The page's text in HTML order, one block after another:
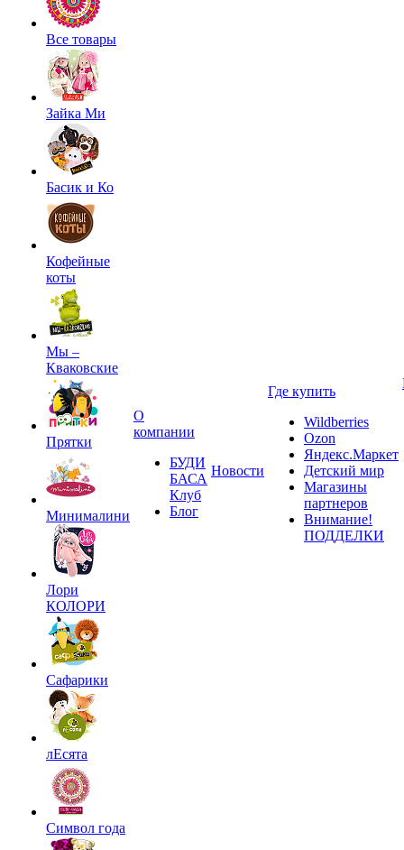
Все товары
Зайка Ми
Басик и Ко
Кофейные
коты
Мы –
Кваковские
Прятки
Минималини
Лори
КОЛОРИ
Сафарики
лЕсята
Символ года
О
компании
БУДИ
БАСА
Клуб
Блог
Новости
Где купить
Wildberries
Ozon
Яндекс.Маркет
Детский мир
Магазины
партнеров
Внимание!
ПОДДЕЛКИ